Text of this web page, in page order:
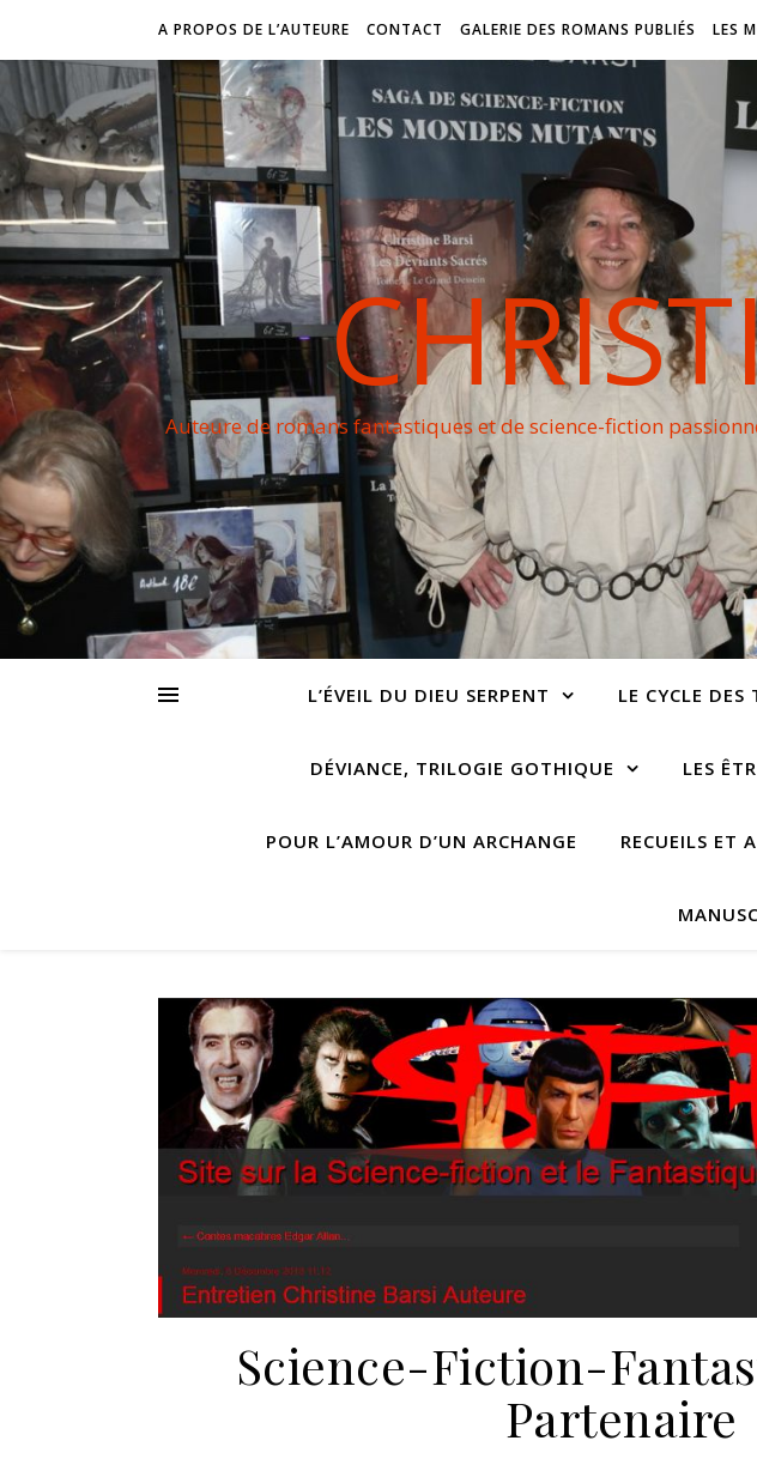
A PROPOS DE L’AUTEURE CONTACT GALERIE DES ROMANS PUBLIÉS LES
Auteure de romans fantastiques et de science-fiction
L’ÉVEIL DU DIEU SERPENT LE CYCLE DES
DÉVIANCE, TRILOGIE GOTHIQUE LES
POUR L’AMOUR D’UN ARCHANGE RECUEILS ET
Science-Fiction-
Partenaire